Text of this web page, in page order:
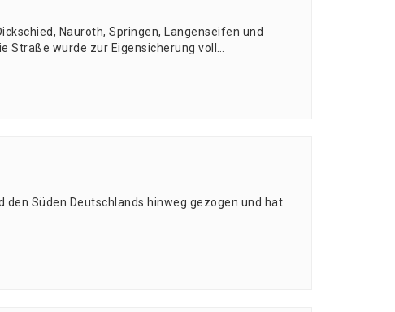
Nau­roth, Sprin­gen, Lan­gen­sei­fen und
Stra­ße wur­de zur Eigen­si­che­rung voll…
Süden Deutsch­lands hin­weg gezo­gen und hat